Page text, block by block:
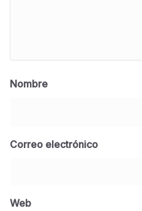
Nombre
Correo electrónico
Web